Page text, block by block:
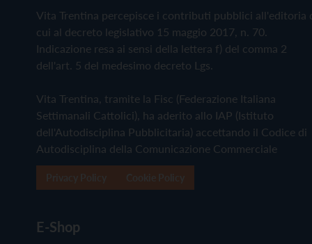
Vita Trentina percepisce i contributi pubblici all'editoria
cui al decreto legislativo 15 maggio 2017, n. 70.
Indicazione resa ai sensi della lettera f) del comma 2
dell'art. 5 del medesimo decreto Lgs.
Vita Trentina, tramite la Fisc (Federazione Italiana
Settimanali Cattolici), ha aderito allo IAP (Istituto
dell'Autodisciplina Pubblicitaria) accettando il Codice di
Autodisciplina della Comunicazione Commerciale
E-Shop